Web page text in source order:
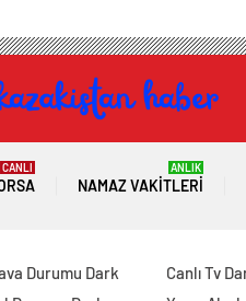
CANLI
NAMAZ VAKITLERI
ANLIK
Durumu Dark
Canlı Tv